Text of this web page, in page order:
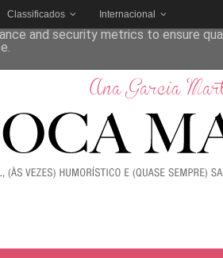
Classificados Internacional
its services and to analyze traffic.
and security metrics to ensure